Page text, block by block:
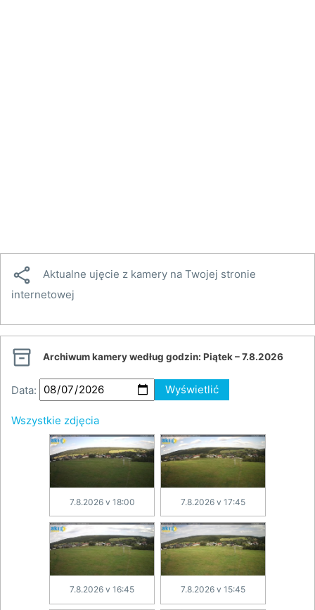

Aktualne ujęcie z kamery na Twojej stronie
internetowej
 Archiwum kamery według godzin: Piątek – 7.8.2026
Data: Wyświetlić
Wszystkie zdjęcia
7.8.2026 v 18:00 7.8.2026 v 17:45
7.8.2026 v 16:45 7.8.2026 v 15:45